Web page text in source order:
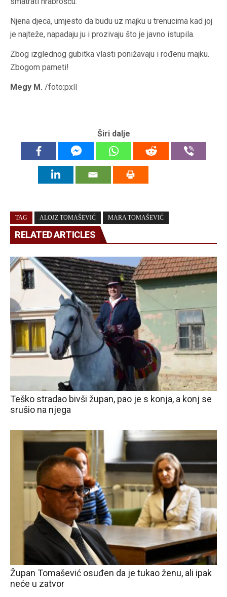
Njena djeca, umjesto da budu uz majku u trenucima kad joj
je najteže, napadaju ju i prozivaju što je javno istupila.
Zbog izglednog gubitka vlasti ponižavaju i rođenu majku.
Zbogom pameti!
Megy M. /foto:pxll
Širi dalje
TAG ALOJZ TOMAŠEVIĆ MARA TOMAŠEVIĆ
RELATED ARTICLES
Teško stradao bivši župan, pao je s konja, a konj se
srušio na njega
Župan Tomašević osuđen da je tukao ženu, ali ipak
neće u zatvor